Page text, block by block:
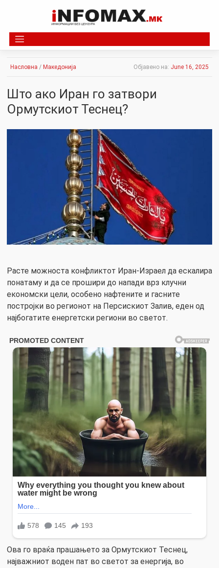
Насловна / Македонија Објавено на: June 16, 2025
Што ако Иран го затвори
Ормутскиот Теснец?
Расте можноста конфликтот Иран-Израел да ескалира
понатаму и да се прошири до напади врз клучни
економски цели, особено нафтените и гасните
постројки во регионот на Персискиот Залив, еден од
најбогатите енергетски региони во светот.
Ова го враќа прашањето за Ормутскиот Теснец,
најважниот воден пат во светот за енергија, во